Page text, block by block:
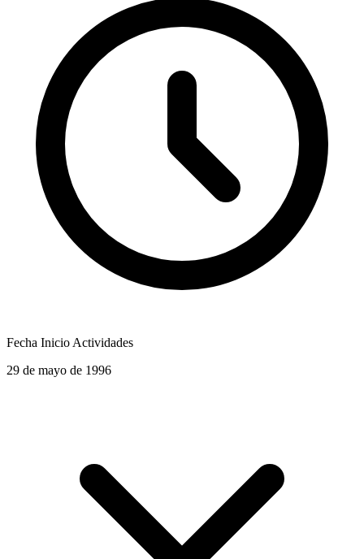
Fecha Inicio Actividades
29 de mayo de 1996